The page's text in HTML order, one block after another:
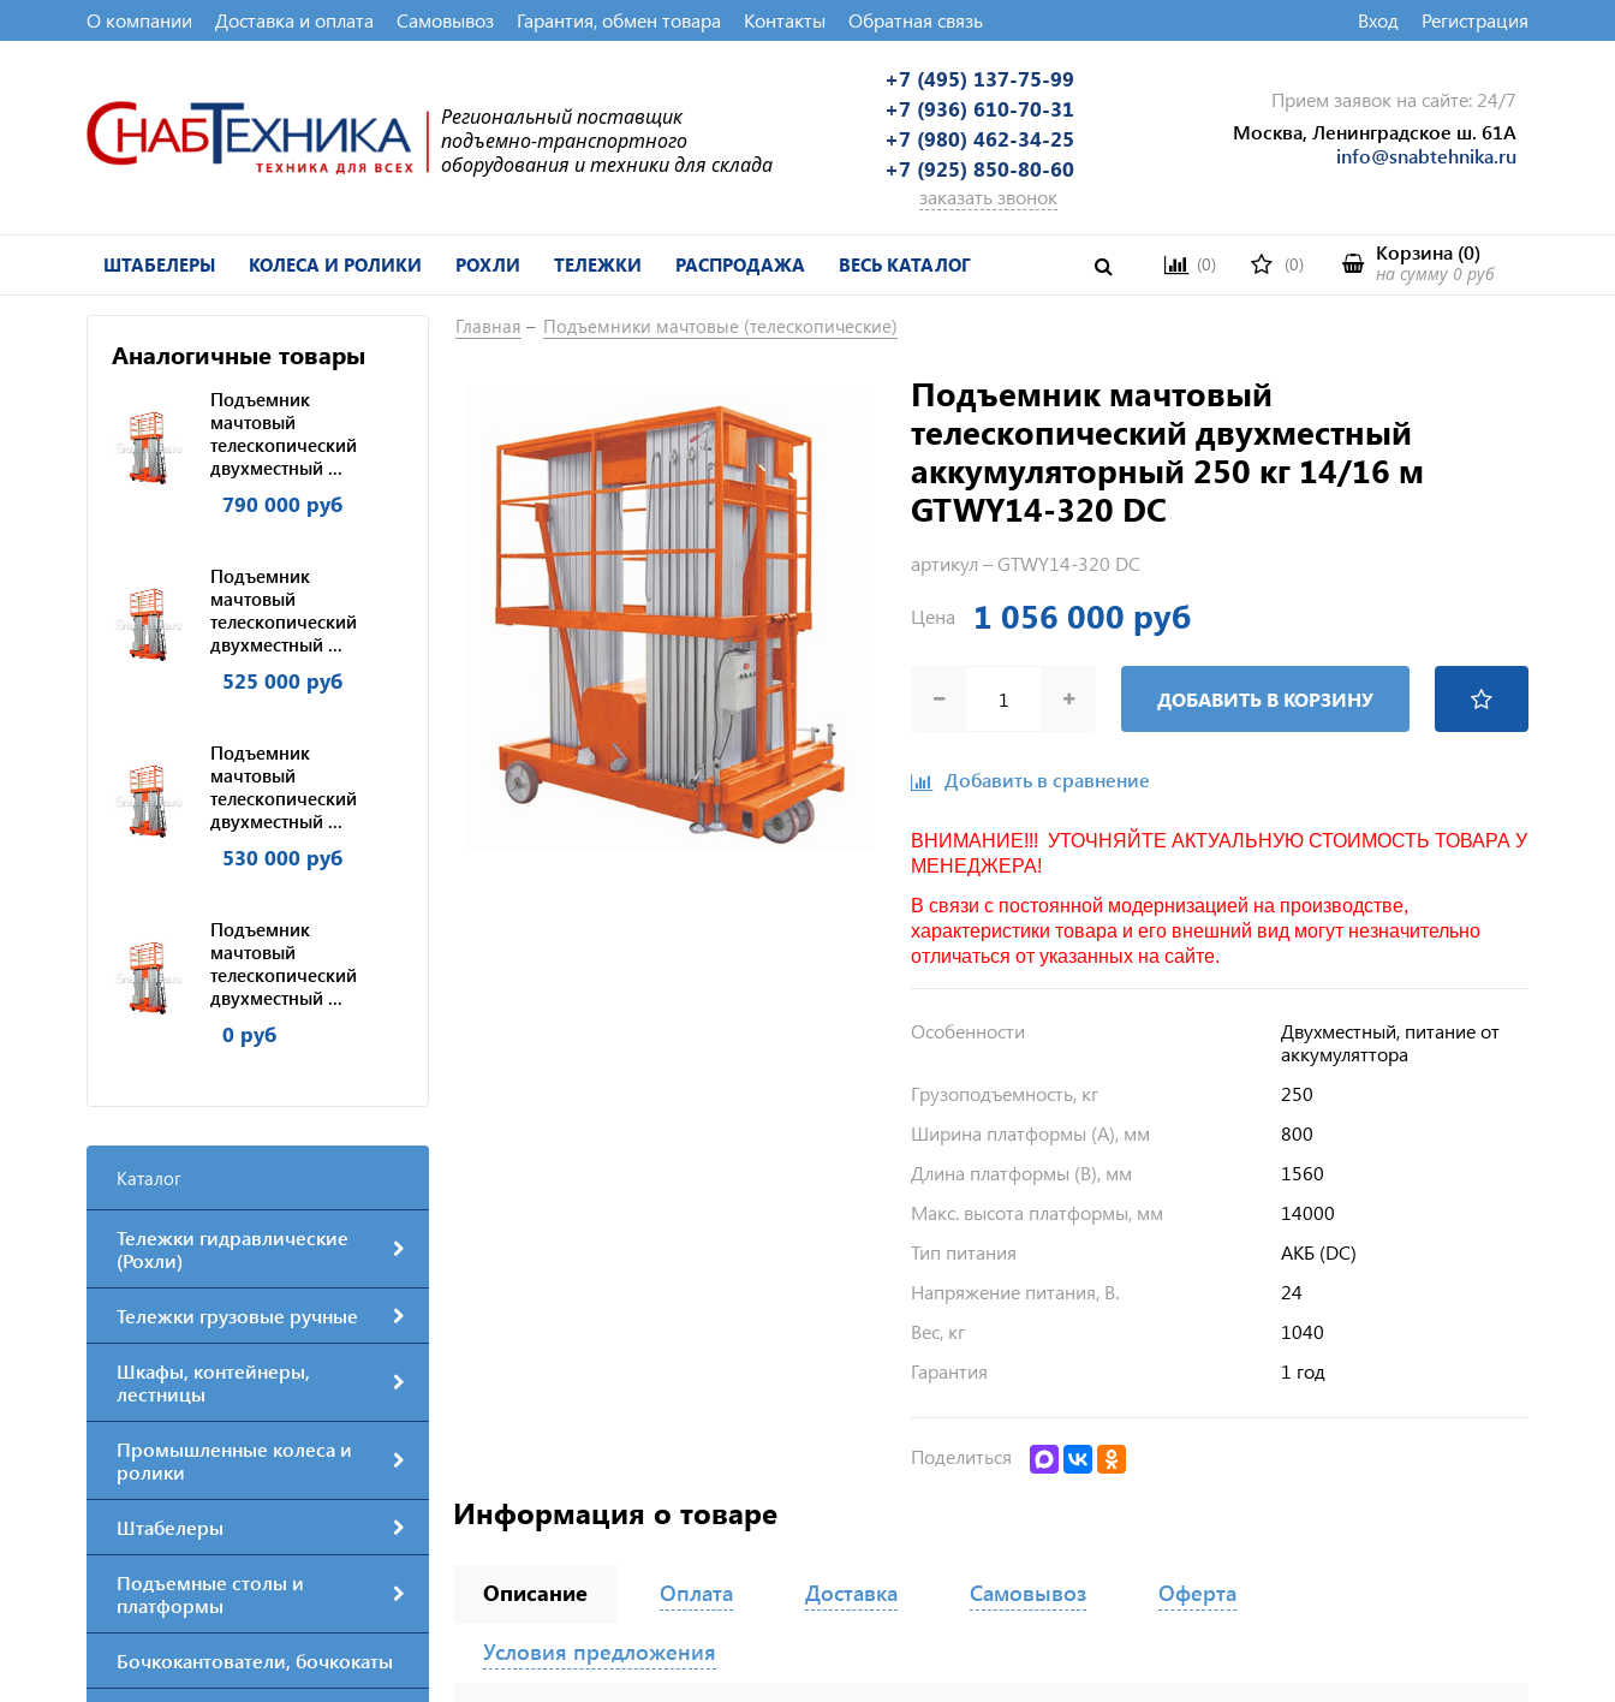
О компании Доставка и оплата Самовывоз Гарантия, обмен товара Контакты Обратная связь Вход Регистрация
Региональный поставщик
подъемно-транспортного
оборудования и техники для склада
+7 (495) 137-75-99
+7 (936) 610-70-31
+7 (980) 462-34-25
+7 (925) 850-80-60
заказать звонок
Прием заявок на сайте: 24/7
Москва, Ленинградское ш. 61А
info@snabtehnika.ru
ШТАБЕЛЕРЫ КОЛЕСА И РОЛИКИ РОХЛИ ТЕЛЕЖКИ РАСПРОДАЖА ВЕСЬ КАТАЛОГ (0) (0) Корзина(0)
на сумму 0 руб
Аналогичные товары
Подъемник
мачтовый
телескопический
двухместный ...
790 000 руб
Подъемник
мачтовый
телескопический
двухместный ...
525 000 руб
Подъемник
мачтовый
телескопический
двухместный ...
530 000 руб
Подъемник
мачтовый
телескопический
двухместный ...
0 руб
Каталог
Тележки гидравлические
(Рохли)
Тележки грузовые ручные
Шкафы, контейнеры,
лестницы
Промышленные колеса и
ролики
Штабелеры
Подъемные столы и
платформы
Бочкокантователи, бочкокаты
Главная Подъемники мачтовые (телескопические)
Подъемник мачтовый
телескопический двухместный
аккумуляторный 250 кг 14/16 м
GTWY14-320 DC
артикул –GTWY14-320 DC
Цена 1 056 000 руб
ДОБАВИТЬ В КОРЗИНУ
Добавить в сравнение
ВНИМАНИЕ!!! УТОЧНЯЙТЕ АКТУАЛЬНУЮ СТОИМОСТЬ ТОВАРА У
МЕНЕДЖЕРА!
В связи с постоянной модернизацией на производстве,
характеристики товара и его внешний вид могут незначительно
отличаться от указанных на сайте.
Особенности
Двухместный, питание от
аккумуляттора
Грузоподъемность, кг
250
Ширина платформы (А), мм
800
Длина платформы (В), мм
1560
Макс. высота платформы, мм
14000
Тип питания
АКБ (DC)
Напряжение питания, В.
24
Вес, кг
1040
Гарантия
1 год
Поделиться
Информация о товаре
Описание Оплата Доставка Самовывоз Оферта
Условия предложения